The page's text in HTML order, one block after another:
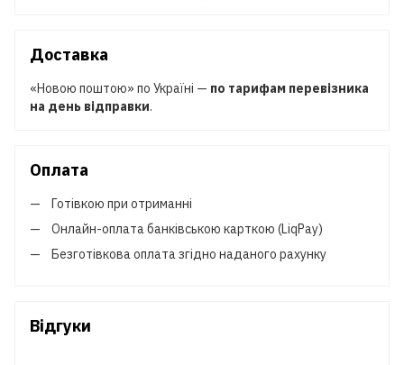
Доставка
«Новою поштою» по Україні — по тарифам перевізника
на день відправки.
Оплата
Готівкою при отриманні
Онлайн-оплата банківською карткою (LiqPay)
Безготівкова оплата згідно наданого рахунку
Відгуки